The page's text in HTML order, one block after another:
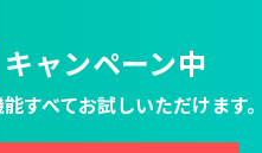
キャンペーン中
すべてお試しいただけます。